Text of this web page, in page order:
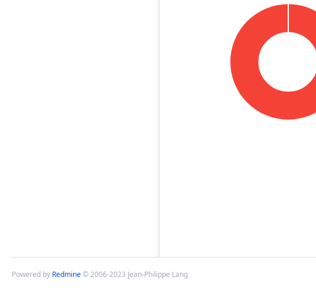
Powered by Redmine© 2006-2023 Jean-Philippe Lang